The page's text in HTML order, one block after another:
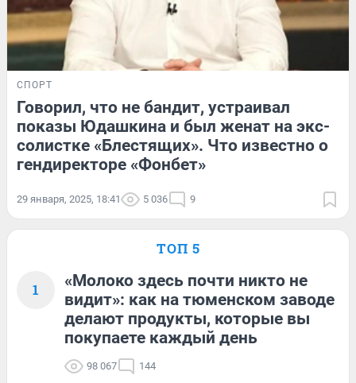
СПОРТ
Говорил, что не бандит, устраивал
показы Юдашкина и был женат на экс-
солистке «Блестящих». Что известно о
гендиректоре «Фонбет»
29 января, 2025, 18:41 5 036 9
ТОП 5
1
«Молоко здесь почти никто не
видит»: как на тюменском заводе
делают продукты, которые вы
покупаете каждый день
98 067 144